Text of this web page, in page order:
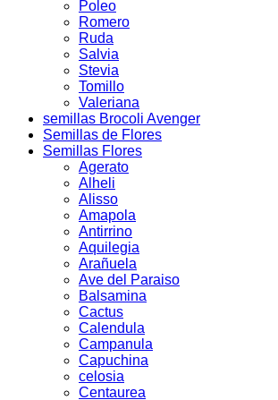
Poleo
Romero
Ruda
Salvia
Stevia
Tomillo
Valeriana
semillas Brocoli Avenger
Semillas de Flores
Semillas Flores
Agerato
Alheli
Alisso
Amapola
Antirrino
Aquilegia
Arañuela
Ave del Paraiso
Balsamina
Cactus
Calendula
Campanula
Capuchina
celosia
Centaurea